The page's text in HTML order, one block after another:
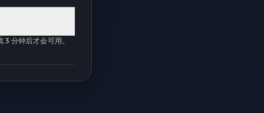
分钟后才会可用。